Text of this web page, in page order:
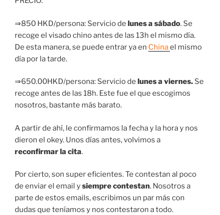
⇒850 HKD/persona: Servicio de lunes a sábado. Se
recoge el visado chino antes de las 13h el mismo día.
De esta manera, se puede entrar ya en Chinael mismo
día por la tarde.
⇒650.00HKD/persona: Servicio de lunes a viernes. Se
recoge antes de las 18h. Este fue el que escogimos
nosotros, bastante más barato.
A partir de ahí, le confirmamos la fecha y la hora y nos
dieron el okey. Unos días antes, volvimos a
reconfirmar la cita.
Por cierto, son super eficientes. Te contestan al poco
de enviar el email ysiempre contestan. Nosotros a
parte de estos emails, escribimos un par más con
dudas que teníamos y nos contestaron a todo.